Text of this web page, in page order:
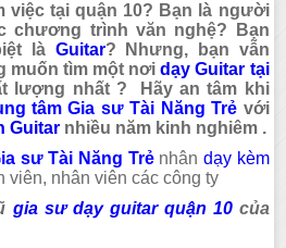
việc tại quận 10? Bạn là người
chương trình văn nghệ? Bạn
là Guitar? Nhưng, bạn vẫn
muốn tìm một nơidạy Guitar tại
lượng nhất ? Hãy an tâm khi
tâm Gia sư Tài Năng Trẻ với
Guitar nhiều năm kinh nghiêm .
sư Tài Năng Trẻnhân dạy kèm
viên, nhân viên các công ty
gia sư dạy guitar quận 10của